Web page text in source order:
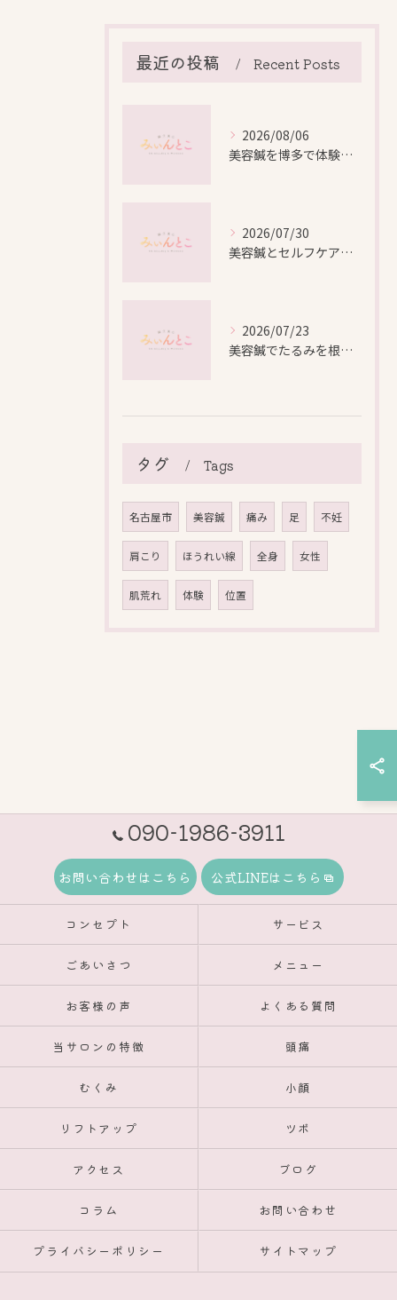
最近の投稿 Recent Posts
2026/08/06
美容鍼を博多で体験する際の効果や安全性と料金比較徹底ガイド
2026/07/30
美容鍼とセルフケアで叶える愛知県名古屋市北区米が瀬町の新しい美しさ
2026/07/23
美容鍼でたるみを根本から改善し自然なリフトアップを叶える方法
タグ Tags
名古屋市 美容鍼 痛み 足 不妊
肩こり ほうれい線 全身 女性
肌荒れ 体験 位置
090-1986-3911
お問い合わせはこちら 公式LINEはこちら
コンセプト サービス
ごあいさつ メニュー
お客様の声 よくある質問
当サロンの特徴 頭痛
むくみ 小顔
リフトアップ ツボ
アクセス ブログ
コラム お問い合わせ
プライバシーポリシー サイトマップ